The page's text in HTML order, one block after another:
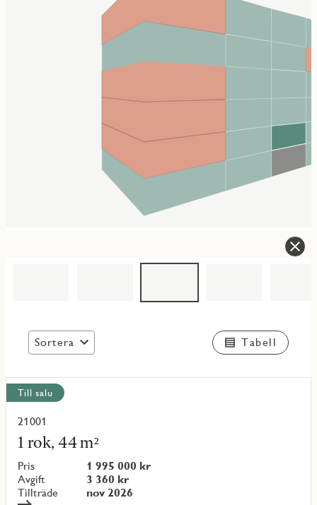
Sortera Tabell
Visa
alla
objekt
Till salu
21001
1 rok, 44 m²
Pris
1 995 000 kr
Avgift
3 360 kr
Tillträde
nov 2026
Läs
mer
om
objekt
{objectNumber}